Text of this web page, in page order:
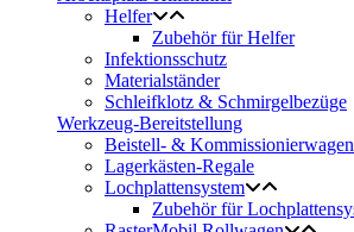
Helfer
Zubehör für Helfer
Infektionsschutz
Materialständer
Schleifklotz & Schmirgelbezüge
Werkzeug-Bereitstellung
Beistell- & Kommissionierwagen
Lagerkästen-Regale
Lochplattensystem
Zubehör für